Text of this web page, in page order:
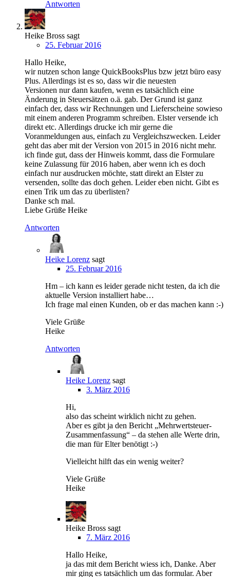
Antworten
Heike Bross sagt
25. Februar 2016
Hallo Heike,
wir nutzen schon lange QuickBooksPlus bzw jetzt büro easy
Plus. Allerdings ist es so, dass wir die neuesten
Versionen nur dann kaufen, wenn es tatsächlich eine
Änderung in Steuersätzen o.ä. gab. Der Grund ist ganz
einfach der, dass wir Rechnungen und Lieferscheine sowieso
mit einem anderen Programm schreiben. Elster versende ich
direkt etc. Allerdings drucke ich mir gerne die
Voranmeldungen aus, einfach zu Vergleichszwecken. Leider
geht das aber mit der Version von 2015 in 2016 nicht mehr.
ich finde gut, dass der Hinweis kommt, dass die Formulare
keine Zulassung für 2016 haben, aber wenn ich es doch
einfach nur ausdrucken möchte, statt direkt an Elster zu
versenden, sollte das doch gehen. Leider eben nicht. Gibt es
einen Trik um das zu überlisten?
Danke sch mal.
Liebe Grüße Heike
Antworten
Heike Lorenz sagt
25. Februar 2016
Hm – ich kann es leider gerade nicht testen, da ich die
aktuelle Version installiert habe…
Ich frage mal einen Kunden, ob er das machen kann :-)
Viele Grüße
Heike
Antworten
Heike Lorenz sagt
3. März 2016
Hi,
also das scheint wirklich nicht zu gehen.
Aber es gibt ja den Bericht „Mehrwertsteuer-
Zusammenfassung“ – da stehen alle Werte drin,
die man für Elter benötigt :-)
Vielleicht hilft das ein wenig weiter?
Viele Grüße
Heike
Heike Bross sagt
7. März 2016
Hallo Heike,
ja das mit dem Bericht wiess ich, Danke. Aber
mir ging es tatsächlich um das formular. Aber